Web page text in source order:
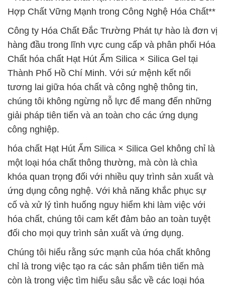
Hợp Chất Vững Mạnh trong Công Nghệ Hóa Chất**
Công ty Hóa Chất Đắc Trường Phát tự hào là đơn vị
hàng đầu trong lĩnh vực cung cấp và phân phối Hóa
Chất hóa chất Hạt Hút Ẩm Silica × Silica Gel tại
Thành Phố Hồ Chí Minh. Với sứ mệnh kết nối
tương lai giữa hóa chất và công nghệ thông tin,
chúng tôi không ngừng nỗ lực để mang đến những
giải pháp tiên tiến và an toàn cho các ứng dụng
công nghiệp.
hóa chất Hạt Hút Ẩm Silica × Silica Gel không chỉ là
một loại hóa chất thông thường, mà còn là chìa
khóa quan trọng đối với nhiều quy trình sản xuất và
ứng dụng công nghệ. Với khả năng khắc phục sự
cố và xử lý tình huống nguy hiểm khi làm việc với
hóa chất, chúng tôi cam kết đảm bảo an toàn tuyệt
đối cho mọi quy trình sản xuất và ứng dụng.
Chúng tôi hiểu rằng sức mạnh của hóa chất không
chỉ là trong việc tạo ra các sản phẩm tiên tiến mà
còn là trong việc tìm hiểu sâu sắc về các loại hóa